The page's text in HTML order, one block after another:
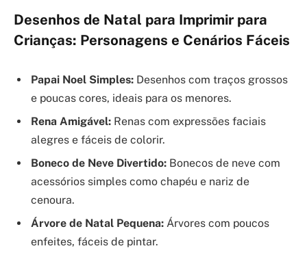
Desenhos de Natal para Imprimir para
Crianças: Personagens e Cenários Fáceis
Papai Noel Simples: Desenhos com traços grossos
e poucas cores, ideais para os menores.
Rena Amigável: Renas com expressões faciais
alegres e fáceis de colorir.
Boneco de Neve Divertido: Bonecos de neve com
acessórios simples como chapéu e nariz de
cenoura.
Árvore de Natal Pequena: Árvores com poucos
enfeites, fáceis de pintar.